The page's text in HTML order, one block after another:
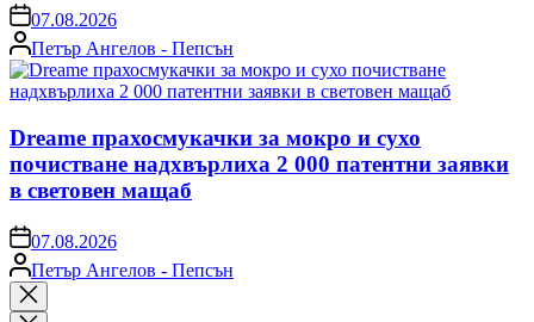
on07.08.2026
Posted
by
Петър Ангелов - Пепсън
Dreame прахосмукачки за мокро и сухо
почистване надхвърлиха 2 000 патентни заявки
в световен мащаб
on07.08.2026
Posted
by
Петър Ангелов - Пепсън
Close
search